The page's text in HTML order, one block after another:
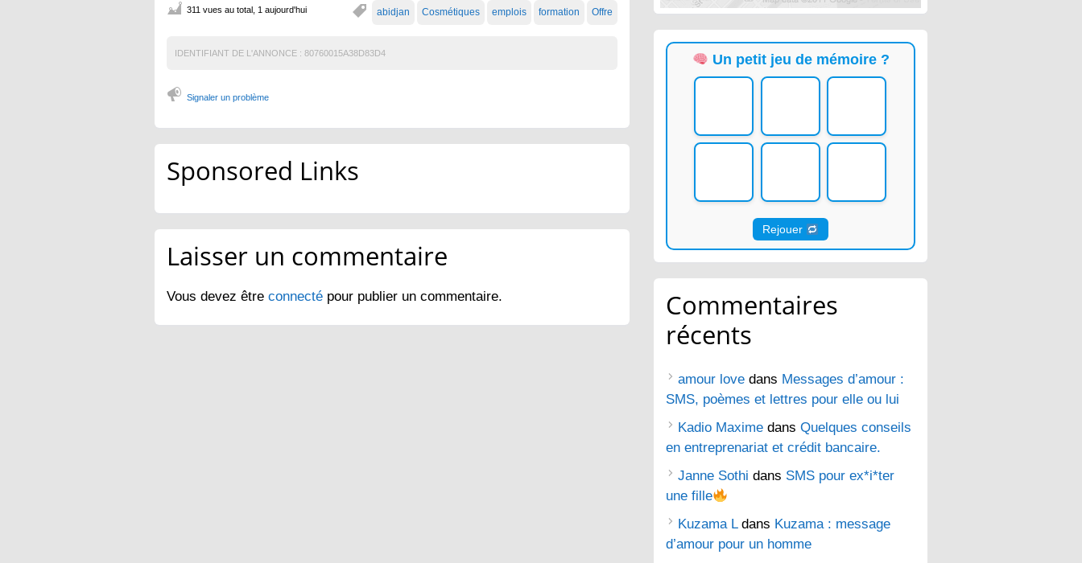
abidjan Cosmétiques emplois formation Offre
311 vues au total, 1 aujourd'hui
IDENTIFIANT DE L'ANNONCE : 80760015A38D83D4
Signaler un problème
Sponsored Links
Laisser un commentaire
Vous devez être connecté pour publier un commentaire.
Un petit jeu de mémoire ?
Rejouer
Commentaires
récents
amour love dans Messages d’amour :
SMS, poèmes et lettres pour elle ou lui
Kadio Maxime dans Quelques conseils
en entreprenariat et crédit bancaire.
Janne Sothi dans SMS pour ex*i*ter
une fille
Kuzama Ldans Kuzama : message
d’amour pour un homme